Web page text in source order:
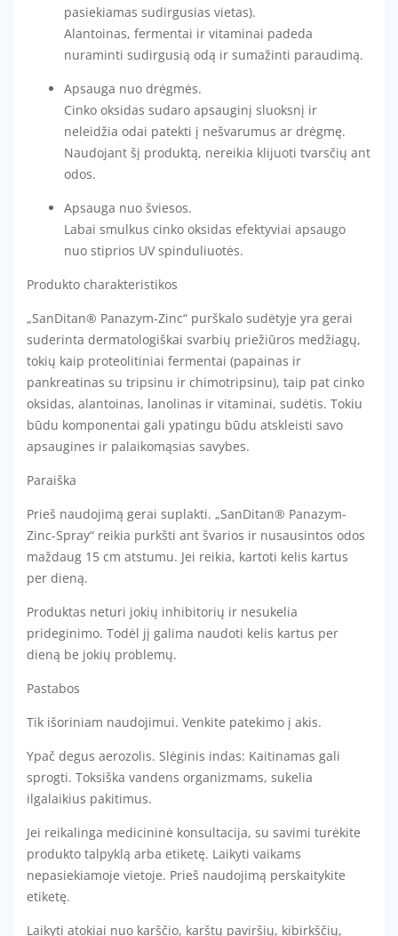
pasiekiamas sudirgusias vietas).
Alantoinas, fermentai ir vitaminai padeda
nuraminti sudirgusią odą ir sumažinti paraudimą.
Apsauga nuo drėgmės.
Cinko oksidas sudaro apsauginį sluoksnį ir
neleidžia odai patekti į nešvarumus ar drėgmę.
Naudojant šį produktą, nereikia klijuoti tvarsčių ant
odos.
Apsauga nuo šviesos.
Labai smulkus cinko oksidas efektyviai apsaugo
nuo stiprios UV spinduliuotės.
Produkto charakteristikos
„SanDitan® Panazym-Zinc“ purškalo sudėtyje yra gerai
suderinta dermatologiškai svarbių priežiūros medžiagų,
tokių kaip proteolitiniai fermentai (papainas ir
pankreatinas su tripsinu ir chimotripsinu), taip pat cinko
oksidas, alantoinas, lanolinas ir vitaminai, sudėtis. Tokiu
būdu komponentai gali ypatingu būdu atskleisti savo
apsaugines ir palaikomąsias savybes.
Paraiška
Prieš naudojimą gerai suplakti. „SanDitan® Panazym-
Zinc-Spray“ reikia purkšti ant švarios ir nusausintos odos
maždaug 15 cm atstumu. Jei reikia, kartoti kelis kartus
per dieną.
Produktas neturi jokių inhibitorių ir nesukelia
prideginimo. Todėl jį galima naudoti kelis kartus per
dieną be jokių problemų.
Pastabos
Tik išoriniam naudojimui. Venkite patekimo į akis.
Ypač degus aerozolis. Slėginis indas: Kaitinamas gali
sprogti. Toksiška vandens organizmams, sukelia
ilgalaikius pakitimus.
Jei reikalinga medicininė konsultacija, su savimi turėkite
produkto talpyklą arba etiketę. Laikyti vaikams
nepasiekiamoje vietoje. Prieš naudojimą perskaitykite
etiketę.
Laikyti atokiai nuo karščio, karštų paviršių, kibirkščių,